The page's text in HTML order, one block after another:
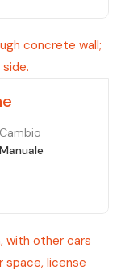
Cambio
Manuale